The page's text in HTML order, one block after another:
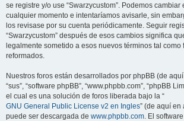
se registre y/o use “Swarzycustom”. Podemos cambiar
cualquier momento e intentaríamos avisarle, sin
los revisase por su cuenta periódicamente. Seguir
“Swarzycustom” después de esos cambios significa
legalmente sometido a esos nuevos términos tal
reformados.
Nuestros foros están desarrollados por phpBB (de
“sus”, “software phpBB”, “www.phpbb.com”, “phpBB
el cual es una solución de foros liberada bajo la “
GNU General Public License v2 en Ingles” (de aquí en
puede ser descargada de www.phpbb.com. El